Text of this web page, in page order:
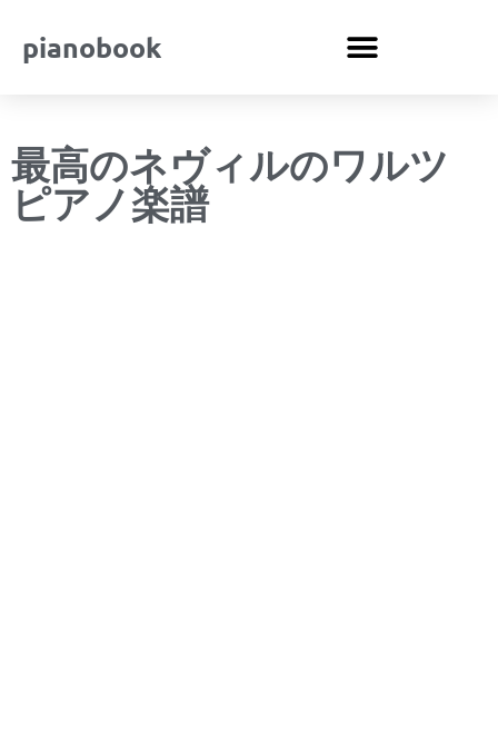
pianobook
最高のネヴィルのワルツ
ピアノ楽譜